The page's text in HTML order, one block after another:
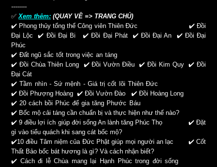
--------
✅ Xem thêm: (QUAY VỀ => TRANG CHỦ)
✔️ Phong thủy tổng thể Công viên Thiên Đức ✔️Đồi
Đại Lộc ✔️ Đồi Đại Bi ✔️Đồi Đại Phát✔️Đồi Đại An ✔️ Đồi Đại
Phúc
✔️ Đất ngũ sắc tốt trong việc an táng
✔️ Đồi Chùa Thiên Long ✔️Đồi Vườn Điều✔️Đồi Kim Quy✔️Đồi
Đại Cát
✔️Tầm nhìn - Sứ mệnh - Giá trị cốt lõi Thiên Đức
✔️ Đồi Phượng Hoàng ✔️ Đồi Vườn Đào ✔️ Đồi Hoàng Long
✔️ 20 cách bồi Phúc để gia tăng Phước Báu
✔️ Bốc mộ cải táng cần chuẩn bị và thực hiện như thế nào?
✔️9 điều lợi ích giúp đời sống An lành tăng Phúc Thọ ✔️Đặt
gì vào tiểu quách khi sang cát bốc mộ?
✔️10 điều Tâm niệm của Đức Phật giúp mọi người an lạc ✔️Cốt
Thất Bảo bốc bát hương là gì? Và cách nhận biết?
✔️ Cách đi lễ Chùa mang lại Hạnh Phúc trong đời sống